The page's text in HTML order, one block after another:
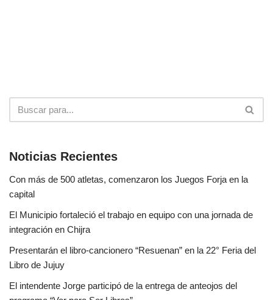
Noticias Recientes
Con más de 500 atletas, comenzaron los Juegos Forja en la
capital
El Municipio fortaleció el trabajo en equipo con una jornada de
integración en Chijra
Presentarán el libro-cancionero “Resuenan” en la 22° Feria del
Libro de Jujuy
El intendente Jorge participó de la entrega de anteojos del